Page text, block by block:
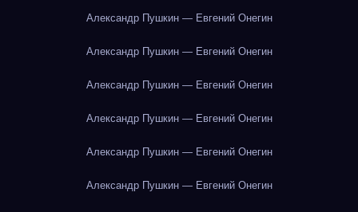
Александр Пушкин — Евгений Онегин
Александр Пушкин — Евгений Онегин
Александр Пушкин — Евгений Онегин
Александр Пушкин — Евгений Онегин
Александр Пушкин — Евгений Онегин
Александр Пушкин — Евгений Онегин